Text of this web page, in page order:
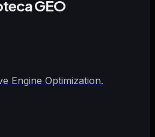
GEO
Engine Optimization.